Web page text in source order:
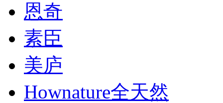
恩奇
素臣
美庐
Hownature全天然